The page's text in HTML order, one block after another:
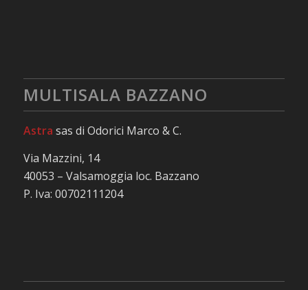
MULTISALA BAZZANO
Astra sas di Odorici Marco & C.
Via Mazzini, 14
40053 – Valsamoggia loc. Bazzano
P. Iva: 00702111204